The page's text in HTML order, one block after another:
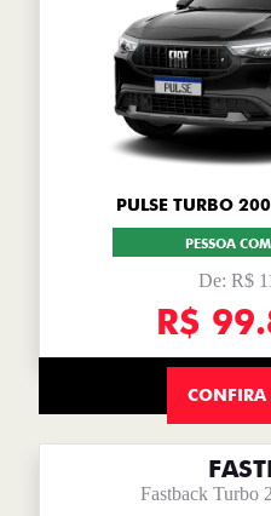
PULSE TURBO
PESSOA
De: R$
R$
CONFIRA
Fastback Turbo